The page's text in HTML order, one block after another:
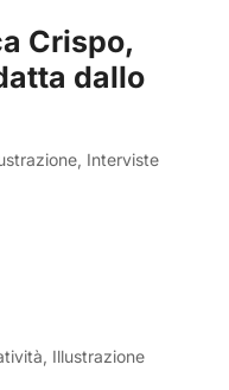
Crispo,
dallo
, Interviste
, Illustrazione